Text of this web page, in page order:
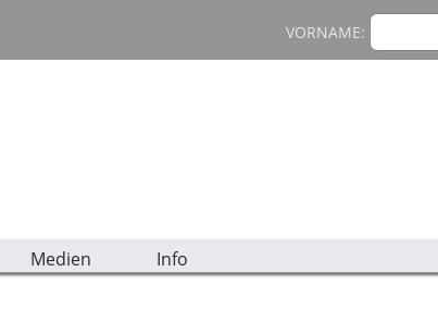
VORNAME:
Medien Info